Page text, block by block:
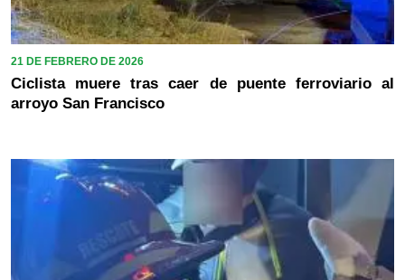
21 DE FEBRERO DE 2026
Ciclista muere tras caer de puente ferroviario al
arroyo San Francisco